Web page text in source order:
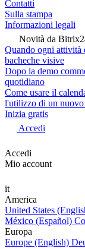
Contatti
Sulla stampa
Informazioni legali
Novità da
Quando ogni attività
bacheche visive
Dopo la demo
quotidiano
Come usare il
l'utilizzo di un
Inizia gratis
Accedi
Accedi
Mio account
it
America
United States
México (Español)
Europa
Europe (English)